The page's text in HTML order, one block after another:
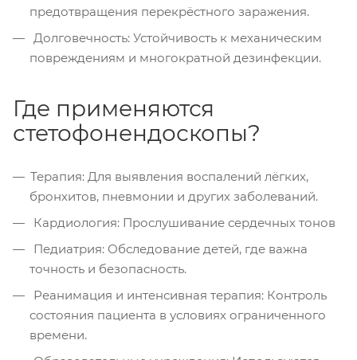
предотвращения перекрёстного заражения.
Долговечность: Устойчивость к механическим
повреждениям и многократной дезинфекции.
Где применяются
стетофонендоскопы?
Терапия: Для выявления воспалений лёгких,
бронхитов, пневмонии и других заболеваний.
Кардиология: Прослушивание сердечных тонов
Педиатрия: Обследование детей, где важна
точность и безопасность.
Реанимация и интенсивная терапия: Контроль
состояния пациента в условиях ограниченного
времени.